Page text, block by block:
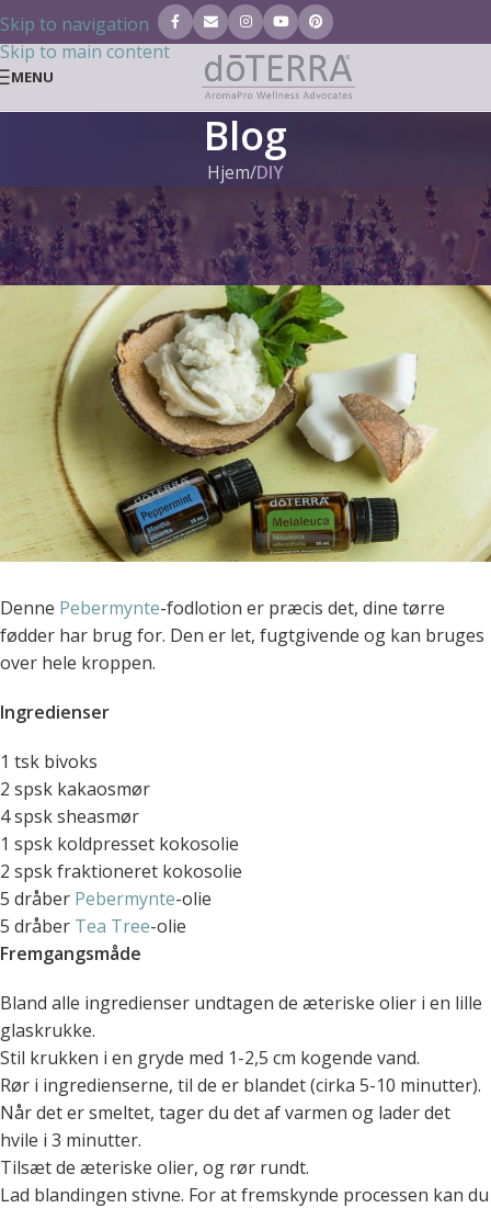
Skip to navigation
Skip to main content
MENU
Blog
Hjem/DIY
DOTERRA BLOG
Pebermynte-fodlotion
Tanja Tielen Til 20. juni 2021
Denne Pebermynte-fodlotion er præcis det, dine tørre
fødder har brug for. Den er let, fugtgivende og kan bruges
over hele kroppen.
Ingredienser
1 tsk bivoks
2 spsk kakaosmør
4 spsk sheasmør
1 spsk koldpresset kokosolie
2 spsk fraktioneret kokosolie
5 dråber Pebermynte-olie
5 dråber Tea Tree-olie
Fremgangsmåde
Bland alle ingredienser undtagen de æteriske olier i en lille
glaskrukke.
Stil krukken i en gryde med 1-2,5 cm kogende vand.
Rør i ingredienserne, til de er blandet (cirka 5-10 minutter).
Når det er smeltet, tager du det af varmen og lader det
hvile i 3 minutter.
Tilsæt de æteriske olier, og rør rundt.
Lad blandingen stivne. For at fremskynde processen kan du